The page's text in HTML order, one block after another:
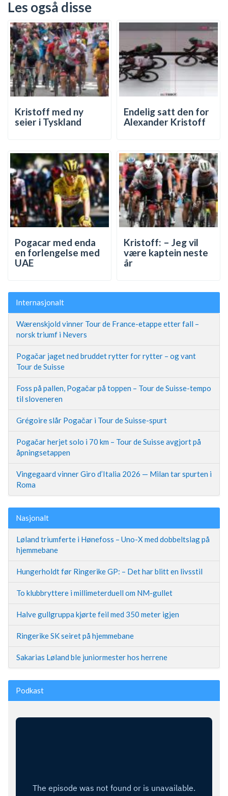
Les også disse
Kristoff med ny
seier i Tyskland
Endelig satt den for
Alexander Kristoff
Pogacar med enda
en forlengelse med
UAE
Kristoff: – Jeg vil
være kaptein neste
år
Internasjonalt
Wærenskjold vinner Tour de France-etappe etter fall –
norsk triumf i Nevers
Pogačar jaget ned bruddet rytter for rytter – og vant
Tour de Suisse
Foss på pallen, Pogačar på toppen – Tour de Suisse-tempo
til sloveneren
Grégoire slår Pogačar i Tour de Suisse-spurt
Pogačar herjet solo i 70 km – Tour de Suisse avgjort på
åpningsetappen
Vingegaard vinner Giro d’Italia 2026 — Milan tar spurten i
Roma
Nasjonalt
Løland triumferte i Hønefoss – Uno-X med dobbeltslag på
hjemmebane
Hungerholdt før Ringerike GP: – Det har blitt en livsstil
To klubbryttere i millimeterduell om NM-gullet
Halve gullgruppa kjørte feil med 350 meter igjen
Ringerike SK seiret på hjemmebane
Sakarias Løland ble juniormester hos herrene
Podkast